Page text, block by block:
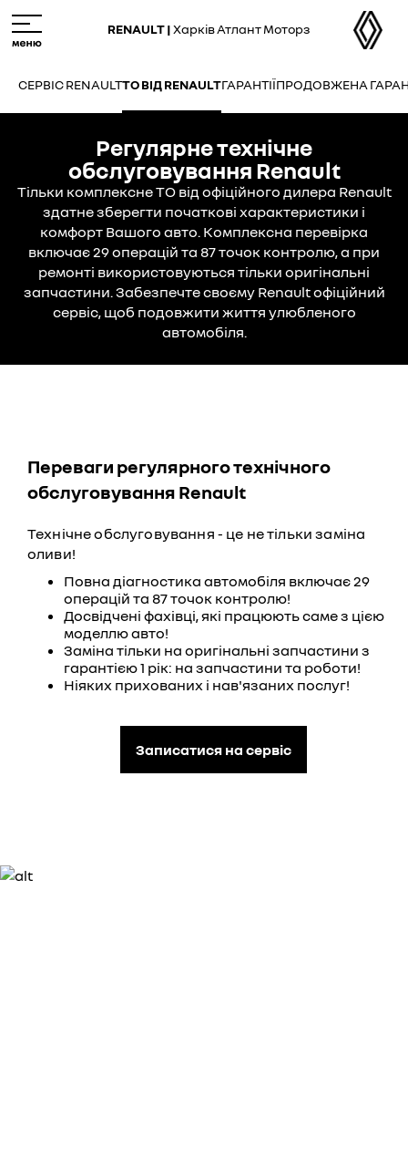
to
main
RENAULT |Харків Атлант Моторз
СЕРВІС RENAULTТО ВІД RENAULTГАРАНТІЇПРОДОВЖЕНА
Регулярне технічне
обслуговування Renault
Тільки комплексне ТО від офіційного дилера Renault
здатне зберегти початкові характеристики і
комфорт Вашого авто. Комплексна перевірка
включає 29 операцій та 87 точок контролю, а при
ремонті використовуються тільки оригінальні
запчастини. Забезпечте своєму Renault офіційний
сервіс, щоб подовжити життя улюбленого
автомобіля.
Переваги регулярного технічного
обслуговування Renault
Технічне обслуговування - це не тільки заміна
оливи!
Повна діагностика автомобіля включає 29
операцій та 87 точок контролю!
Досвідчені фахівці, які працюють саме з цією
моделлю авто!
Заміна тільки на оригінальні запчастини з
гарантією 1 рік: на запчастини та роботи!
Ніяких прихованих і нав'язаних послуг!
Записатися на сервіс